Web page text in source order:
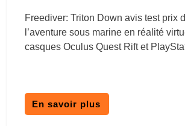
Freediver: Triton Down avis test prix
l’aventure sous marine en réalité
casques Oculus Quest Rift et
En savoir plus